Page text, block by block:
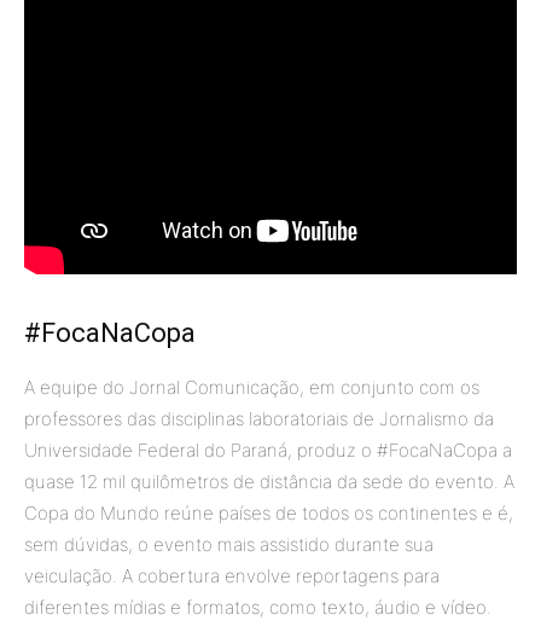
#FocaNaCopa
A equipe do Jornal Comunicação, em conjunto com os
professores das disciplinas laboratoriais de Jornalismo da
Universidade Federal do Paraná, produz o #FocaNaCopa a
quase 12 mil quilômetros de distância da sede do evento. A
Copa do Mundo reúne países de todos os continentes e é,
sem dúvidas, o evento mais assistido durante sua
veiculação. A cobertura envolve reportagens para
diferentes mídias e formatos, como texto, áudio e vídeo.